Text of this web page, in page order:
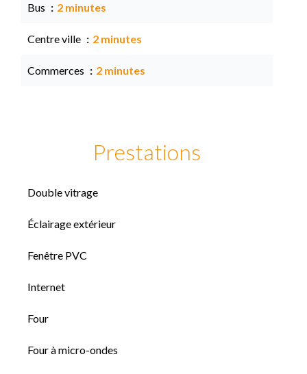
Bus 2 minutes
Centre ville 2 minutes
Commerces 2 minutes
Prestations
Double vitrage
Éclairage extérieur
Fenêtre PVC
Internet
Four
Four à micro-ondes